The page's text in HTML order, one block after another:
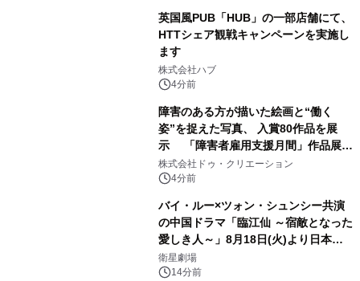
英国風PUB「HUB」の一部店舗にて、
HTTシェア観戦キャンペーンを実施し
ます
株式会社ハブ
4分前
障害のある方が描いた絵画と“働く
姿”を捉えた写真、 入賞80作品を展
示 「障害者雇用支援月間」作品展示
会を 東京・愛知で開催
株式会社ドゥ・クリエーション
4分前
バイ・ルー×ツォン・シュンシー共演
の中国ドラマ「臨江仙 ～宿敵となった
愛しき人～」8月18日(火)より日本初
放送！YouTubeにて8月11日(火)より
第1話期間限定公開！CS衛星劇場
衛星劇場
14分前